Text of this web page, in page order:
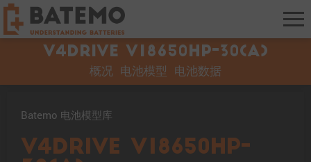
V4Drive V18650HP-30(A)
概况 电池模型 电池数据
Batemo 电池模型库
V4Drive V18650HP-